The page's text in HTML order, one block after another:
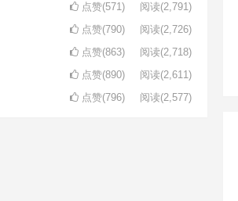
点赞(571) 阅读(2,791)
点赞(790) 阅读(2,726)
点赞(863) 阅读(2,718)
点赞(890) 阅读(2,611)
点赞(796) 阅读(2,577)